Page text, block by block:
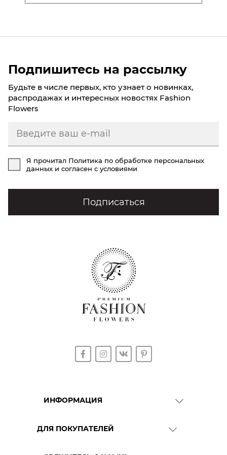
Подпишитесь на рассылку
Будьте в числе первых, кто узнает о новинках,
распродажах и интересных новостях Fashion
Flowers
Я прочитал Политика по обработке персональных
данных и согласен с условиями
Подписаться
ИНФОРМАЦИЯ
ДЛЯ ПОКУПАТЕЛЕЙ